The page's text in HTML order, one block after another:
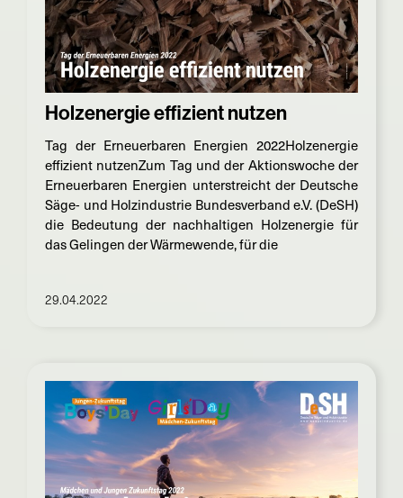
Holzenergie effizient nutzen
Tag der Erneuerbaren Energien 2022Holzenergie
effizient nutzenZum Tag und der Aktionswoche der
Erneuerbaren Energien unterstreicht der Deutsche
Säge- und Holzindustrie Bundesverband e.V. (DeSH)
die Bedeutung der nachhaltigen Holzenergie für
das Gelingen der Wärmewende, für die
29.04.2022